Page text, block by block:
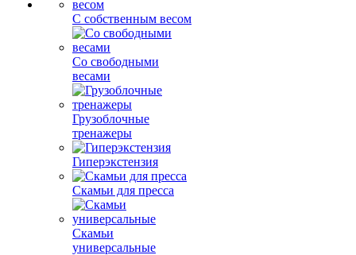
С собственным весом
Со свободными
весами
Грузоблочные
тренажеры
Гиперэкстензия
Скамьи для пресса
Скамьи
универсальные